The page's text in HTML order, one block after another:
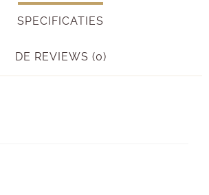
SPECIFICATIES
DE REVIEWS (0)